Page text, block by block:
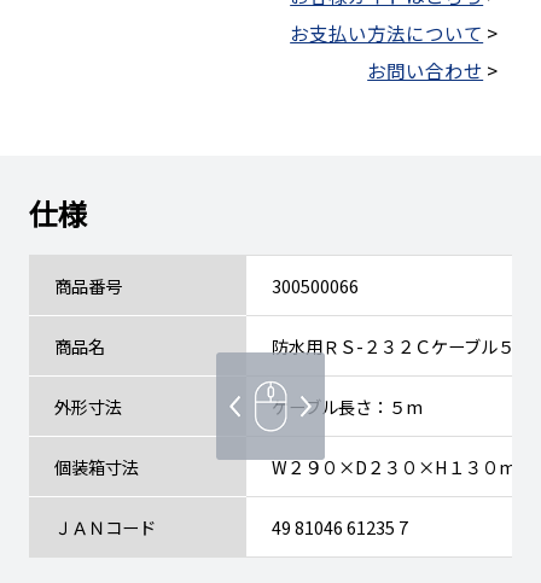
お支払い方法について >
お問い合わせ >
仕様
商品番号 300500066
商品名 防水用ＲＳ-２３２Ｃケーブル５m
外形寸法 ケーブル長さ：５m
個装箱寸法 W２９０×D２３０×H１３０mm
ＪＡＮコード 49 81046 61235 7